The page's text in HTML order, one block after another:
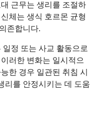
근무는 생리를 조절하
체는 생식 호르몬 균형
존합니다.
정 또는 사교 활동으로
러한 변화는 일시적으
한 경우 일관된 취침 시
리를 안정시키는 데 도움